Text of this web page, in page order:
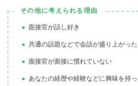
その他に考えられる理由
面接官が話し好き
共通の話題などで会話が盛り上がった
面接官が面接に慣れていない
あなたの経歴や経験などに興味を持